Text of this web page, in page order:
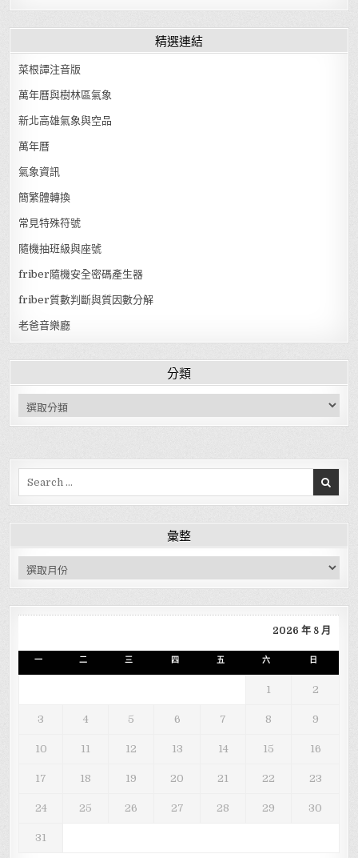
精選連結
菜根譚注音版
萬年曆與樹林區氣象
新北高雄氣象與空品
萬年曆
氣象資訊
簡繁體轉換
常見特殊符號
隨機抽班級與座號
friber隨機安全密碼產生器
friber質數判斷與質因數分解
老爸音樂廳
分類
分類
Search for:
彙整
彙整
2026 年 8 月
一 二 三 四 五 六 日
1 2
3 4 5 6 7 8 9
10 11 12 13 14 15 16
17 18 19 20 21 22 23
24 25 26 27 28 29 30
31